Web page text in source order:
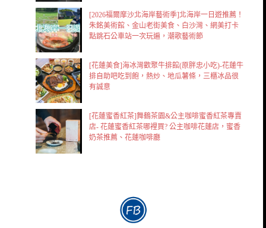
[2026福爾摩沙北海岸藝術季]北海岸一日遊推薦！
朱銘美術館、金山老街美食、白沙灣、網美打卡
點跳石公車站一次玩遍，潮歌藝術節
[花蓮美食]海冰灣歡聚牛排館(原胖忠小吃)-花蓮牛
排自助吧吃到飽，熱炒、地瓜薯條，三櫃冰品很
有誠意
[花蓮蜜香紅茶]舞鶴茶園&公主咖啡蜜香紅茶專賣
店- 花蓮蜜香紅茶哪裡買? 公主咖啡花蓮店，蜜香
奶茶推薦、花蓮咖啡廳